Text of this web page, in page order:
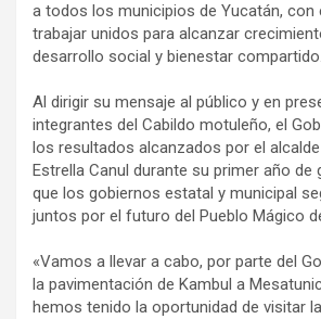
a todos los municipios de Yucatán,
trabajar unidos para alcanzar
desarrollo social y bienestar compartido.
Al dirigir su mensaje al público y en
integrantes del Cabildo motuleño, el
los resultados alcanzados por el
Estrella Canul durante su primer año de
que los gobiernos estatal y municipal
juntos por el futuro del Pueblo Mágico
«Vamos a llevar a cabo, por parte del
la pavimentación de Kambul a
hemos tenido la oportunidad de visitar